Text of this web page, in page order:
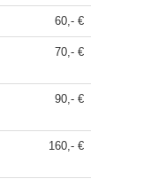
60,- €
70,- €
90,- €
160,- €